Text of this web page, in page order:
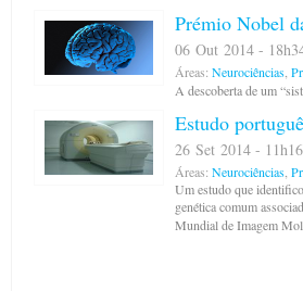
Prémio Nobel
06 Out 2014 -
Áreas: Neurociências
A descoberta de um
Estudo
26 Set 2014 -
Áreas: Neurociências
Um estudo que
genética comum
Mundial de Imagem